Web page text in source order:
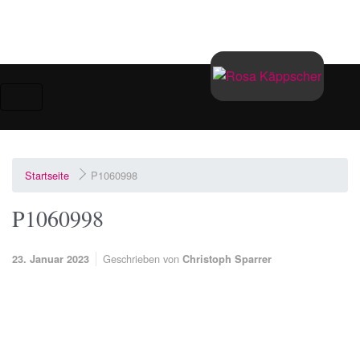
Startseite P1060998
P1060998
23. Januar 2023 Geschrieben von Christoph Sparrer